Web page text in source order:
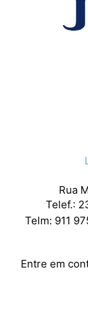
Rua
Telef.:
Telm: 911
Entre em